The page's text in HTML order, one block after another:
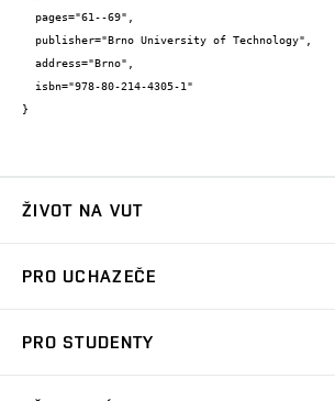
}
ŽIVOT NA VUT
Koleje
PRO UCHAZEČE
PRO STUDENTY